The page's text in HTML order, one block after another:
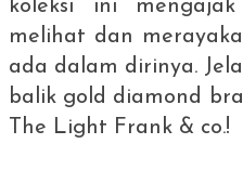
koleksi ini
melihat dan
ada dalam dirinya.
balik gold diamond
The Light Frank & co.!